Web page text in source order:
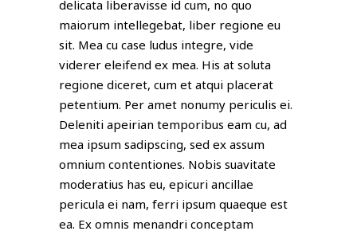
delicata liberavisse id cum, no quo
maiorum intellegebat, liber regione eu
sit. Mea cu case ludus integre, vide
viderer eleifend ex mea. His at soluta
regione diceret, cum et atqui placerat
petentium. Per amet nonumy periculis ei.
Deleniti apeirian temporibus eam cu, ad
mea ipsum sadipscing, sed ex assum
omnium contentiones. Nobis suavitate
moderatius has eu, epicuri ancillae
pericula ei nam, ferri ipsum quaeque est
ea. Ex omnis menandri conceptam